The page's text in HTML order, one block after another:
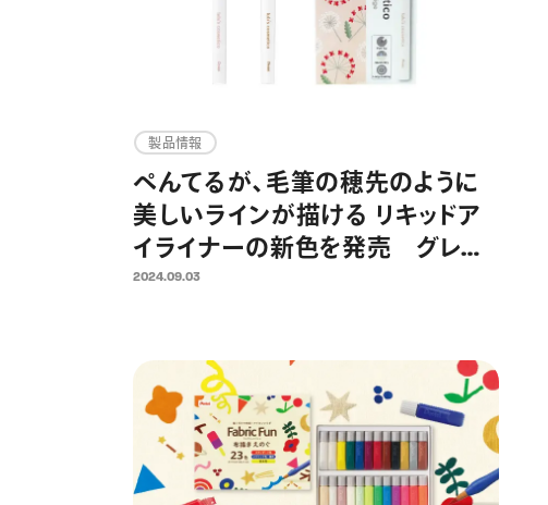
製品情報
ぺんてるが、毛筆の穂先のように
美しいラインが描ける リキッドア
イライナーの新色を発売 グレー
ベージュ、ローシェンナの2色を追
2024.09.03